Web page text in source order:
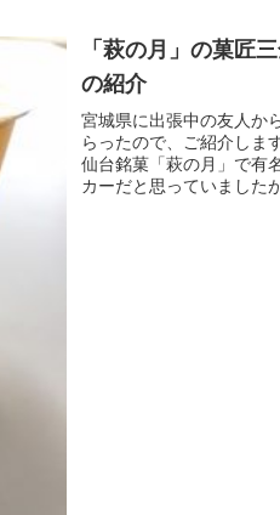
「萩の月」の菓匠
の紹介
宮城県に出張中の友人か
らったので、ご紹介しま
仙台銘菓「萩の月」で有
カーだと思っていました